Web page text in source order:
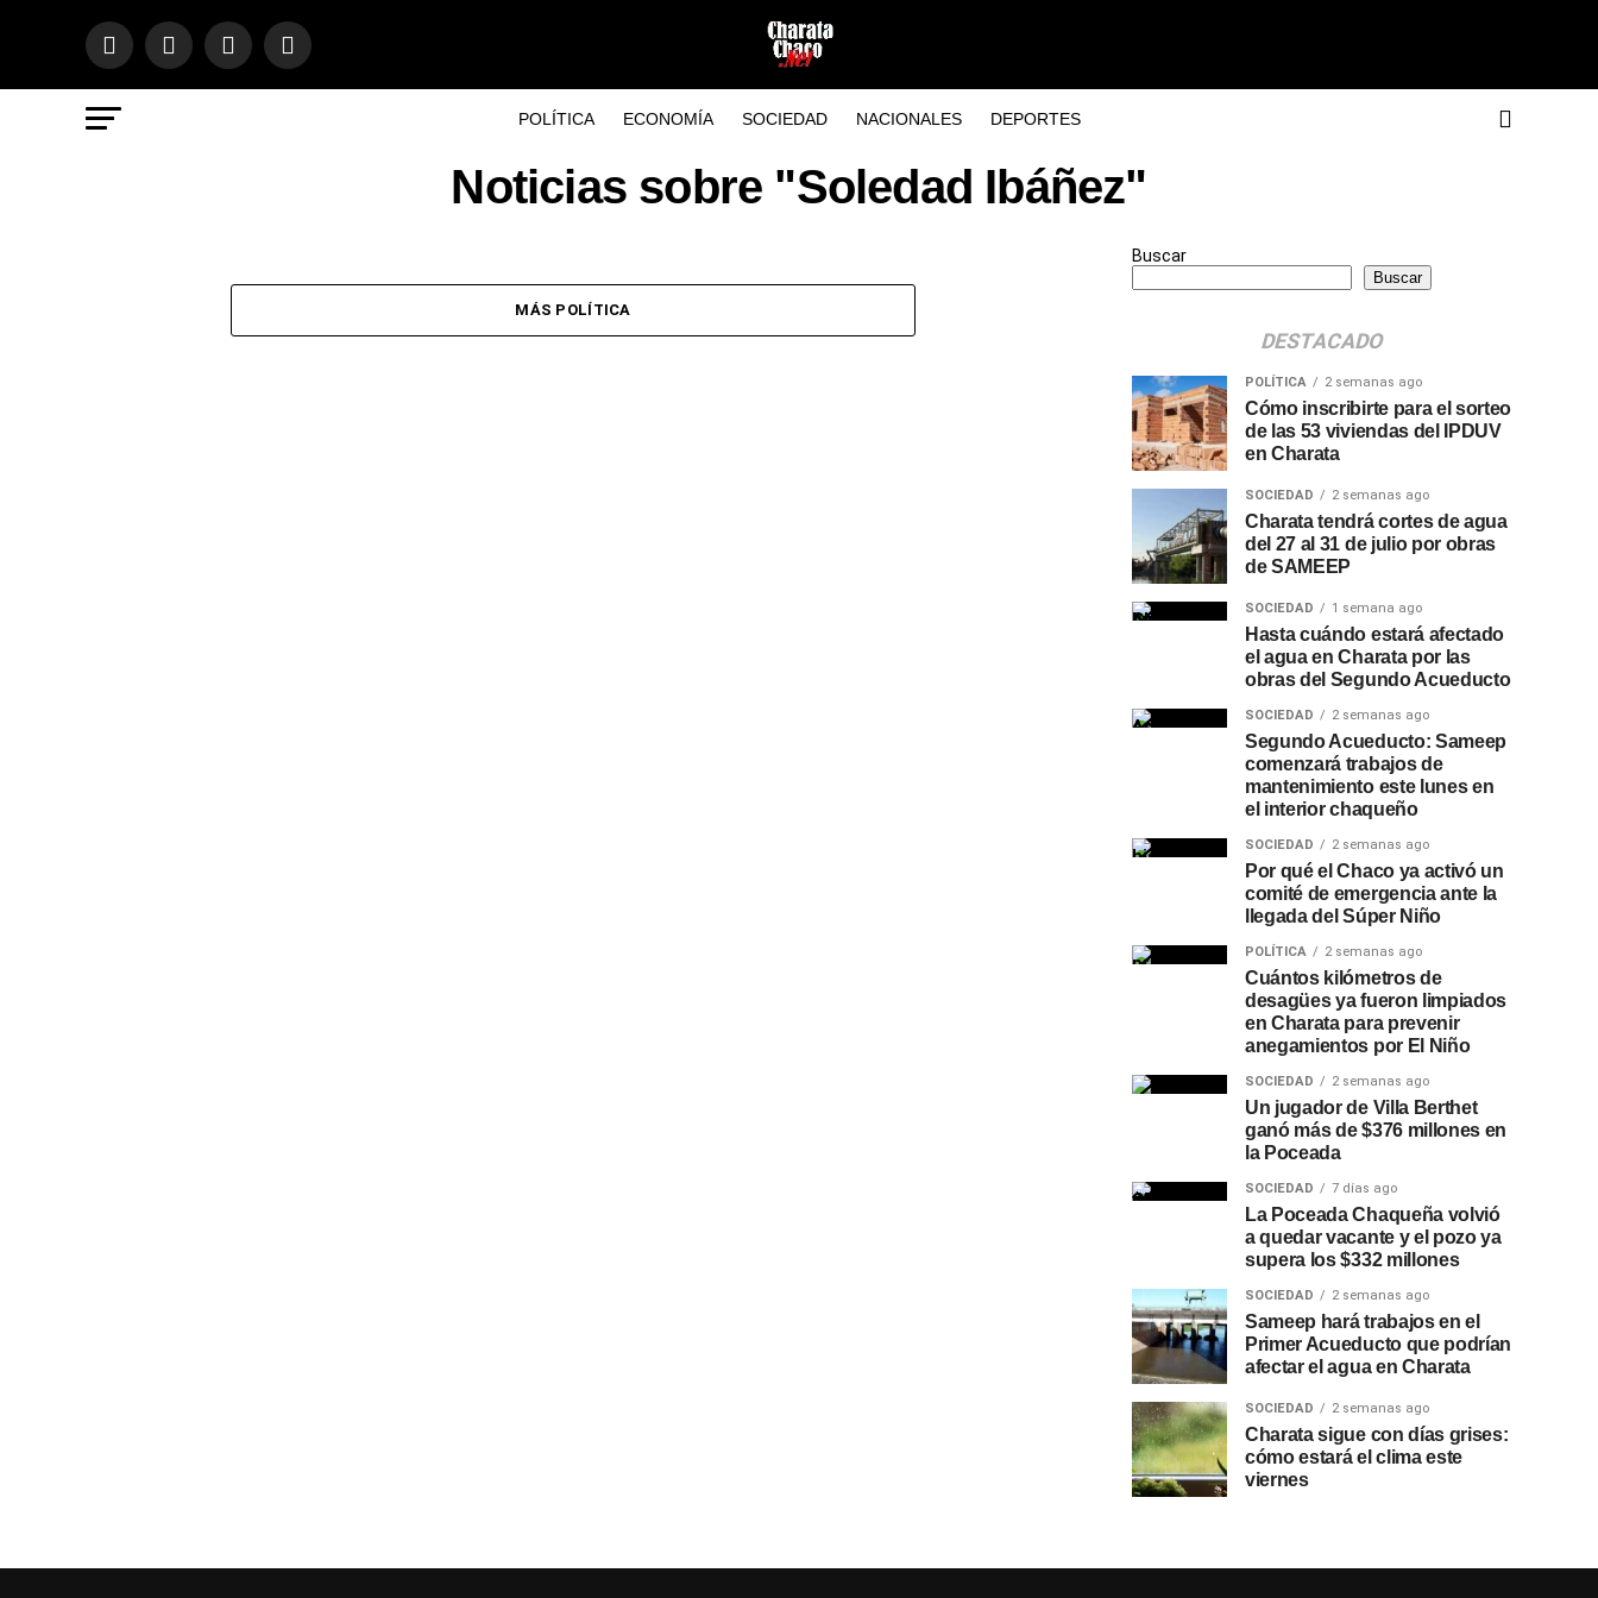
POLÍTICA ECONOMÍA SOCIEDAD NACIONALES DEPORTES
Noticias sobre "Soledad Ibáñez"
MÁS POLÍTICA
Buscar
Buscar
DESTACADO
POLÍTICA 2 semanas ago
Cómo inscribirte para el sorteo
de las 53 viviendas del IPDUV
en Charata
SOCIEDAD 2 semanas ago
Charata tendrá cortes de agua
del 27 al 31 de julio por obras
de SAMEEP
SOCIEDAD 1 semana ago
Hasta cuándo estará afectado
el agua en Charata por las
obras del Segundo Acueducto
SOCIEDAD 2 semanas ago
Segundo Acueducto: Sameep
comenzará trabajos de
mantenimiento este lunes en
el interior chaqueño
SOCIEDAD 2 semanas ago
Por qué el Chaco ya activó un
comité de emergencia ante la
llegada del Súper Niño
POLÍTICA 2 semanas ago
Cuántos kilómetros de
desagües ya fueron limpiados
en Charata para prevenir
anegamientos por El Niño
SOCIEDAD 2 semanas ago
Un jugador de Villa Berthet
ganó más de $376 millones en
la Poceada
SOCIEDAD 7 días ago
La Poceada Chaqueña volvió
a quedar vacante y el pozo ya
supera los $332 millones
SOCIEDAD 2 semanas ago
Sameep hará trabajos en el
Primer Acueducto que podrían
afectar el agua en Charata
SOCIEDAD 2 semanas ago
Charata sigue con días grises:
cómo estará el clima este
viernes